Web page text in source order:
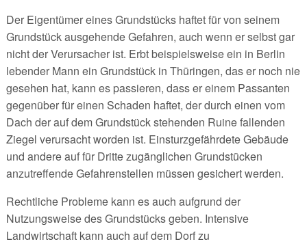
Der Eigentümer eines Grundstücks haftet für von seinem
Grundstück ausgehende Gefahren, auch wenn er selbst gar
nicht der Verursacher ist. Erbt beispielsweise ein in Berlin
lebender Mann ein Grundstück in Thüringen, das er noch nie
gesehen hat, kann es passieren, dass er einem Passanten
gegenüber für einen Schaden haftet, der durch einen vom
Dach der auf dem Grundstück stehenden Ruine fallenden
Ziegel verursacht worden ist. Einsturzgefährdete Gebäude
und andere auf für Dritte zugänglichen Grundstücken
anzutreffende Gefahrenstellen müssen gesichert werden.
Rechtliche Probleme kann es auch aufgrund der
Nutzungsweise des Grundstücks geben. Intensive
Landwirtschaft kann auch auf dem Dorf zu